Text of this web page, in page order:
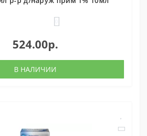
524.00р.
В НАЛИЧИИ